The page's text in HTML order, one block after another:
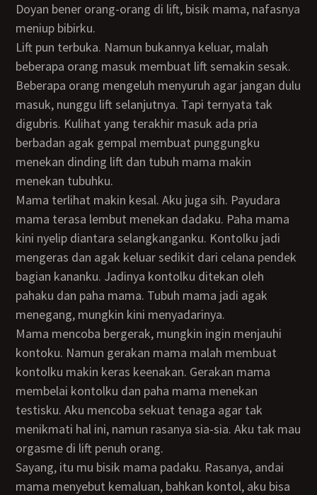
Doyan bener orang-orang di lift, bisik mama, nafasnya
meniup bibirku.
Lift pun terbuka. Namun bukannya keluar, malah
beberapa orang masuk membuat lift semakin sesak.
Beberapa orang mengeluh menyuruh agar jangan dulu
masuk, nunggu lift selanjutnya. Tapi ternyata tak
digubris. Kulihat yang terakhir masuk ada pria
berbadan agak gempal membuat punggungku
menekan dinding lift dan tubuh mama makin
menekan tubuhku.
Mama terlihat makin kesal. Aku juga sih. Payudara
mama terasa lembut menekan dadaku. Paha mama
kini nyelip diantara selangkanganku. Kontolku jadi
mengeras dan agak keluar sedikit dari celana pendek
bagian kananku. Jadinya kontolku ditekan oleh
pahaku dan paha mama. Tubuh mama jadi agak
menegang, mungkin kini menyadarinya.
Mama mencoba bergerak, mungkin ingin menjauhi
kontoku. Namun gerakan mama malah membuat
kontolku makin keras keenakan. Gerakan mama
membelai kontolku dan paha mama menekan
testisku. Aku mencoba sekuat tenaga agar tak
menikmati hal ini, namun rasanya sia-sia. Aku tak mau
orgasme di lift penuh orang.
Sayang, itu mu bisik mama padaku. Rasanya, andai
mama menyebut kemaluan, bahkan kontol, aku bisa